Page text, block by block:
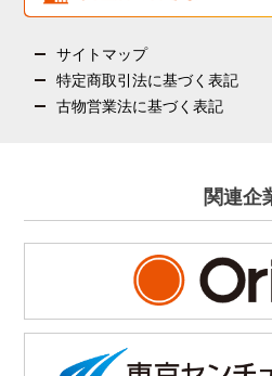
サイトマップ
特定商取引法に基づく表記
古物営業法に基づく表記
関連企